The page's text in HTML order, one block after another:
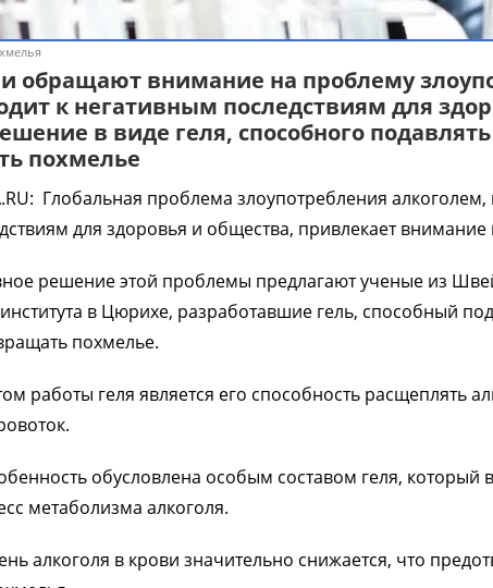
обращают внимание на проблему
к негативным последствиям для
в виде геля, способного
похмелье
Глобальная проблема злоупотребления
для здоровья и общества, привлекает внимание
решение этой проблемы предлагают ученые из
в Цюрихе, разработавшие гель, способный
похмелье.
работы геля является его способность расщеплять
обусловлена особым составом геля, который
метаболизма алкоголя.
алкоголя в крови значительно снижается, что